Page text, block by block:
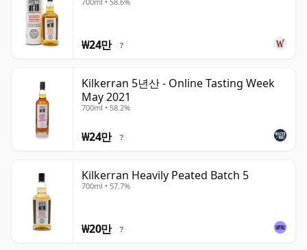
₩24만 ?
Kilkerran 5년산 - Online Tasting Week
May 2021
700ml • 58.2%
₩24만 ?
Kilkerran Heavily Peated Batch 5
700ml • 57.7%
₩20만 ?